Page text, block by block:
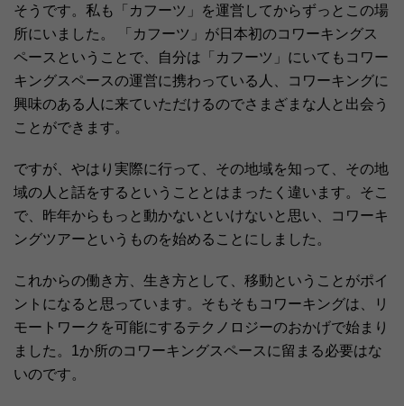
そうです。私も「カフーツ」を運営してからずっとこの場
所にいました。 「カフーツ」が日本初のコワーキングス
ペースということで、自分は「カフーツ」にいてもコワー
キングスペースの運営に携わっている人、コワーキングに
興味のある人に来ていただけるのでさまざまな人と出会う
ことができます。
ですが、やはり実際に行って、その地域を知って、その地
域の人と話をするということとはまったく違います。そこ
で、昨年からもっと動かないといけないと思い、コワーキ
ングツアーというものを始めることにしました。
これからの働き方、生き方として、移動ということがポイ
ントになると思っています。そもそもコワーキングは、リ
モートワークを可能にするテクノロジーのおかげで始まり
ました。1か所のコワーキングスペースに留まる必要はな
いのです。